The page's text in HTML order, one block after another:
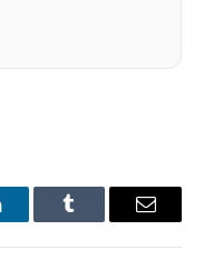
Tumblr Email